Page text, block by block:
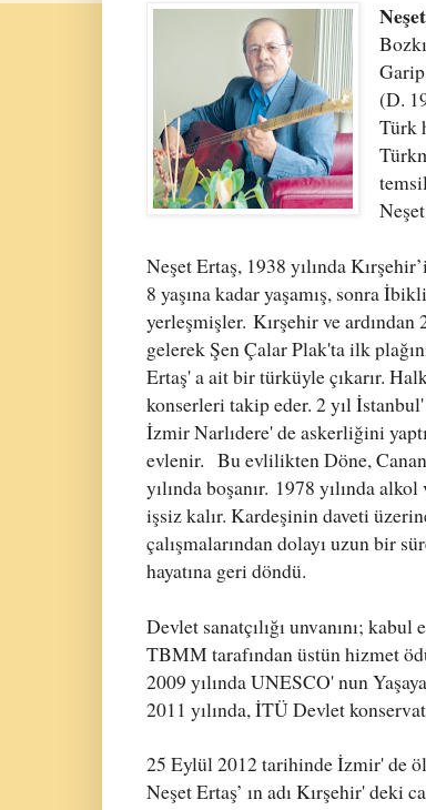
Garip
(D.
Türk
Neşet Ertaş, 1938 yılında
8 yaşına kadar yaşamış, sonra
yerleşmişler. Kırşehir ve ardından
gelerek Şen Çalar Plak'ta ilk
Ertaş' a ait bir türküyle çıkarır.
konserleri takip eder. 2 yıl
İzmir Narlıdere' de askerliğini
evlenir. Bu evlilikten Döne,
yılında boşanır. 1978 yılında
işsiz kalır. Kardeşinin daveti
çalışmalarından dolayı uzun bir
hayatına geri döndü.
Devlet sanatçılığı unvanını; kabul
TBMM tarafından üstün hizmet
2009 yılında UNESCO' nun
2011 yılında, İTÜ Devlet
25 Eylül 2012 tarihinde İzmir' de
Neşet Ertaş’ ın adı Kırşehir' deki